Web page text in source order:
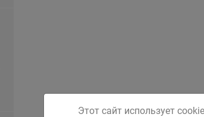
Этот сайт использует